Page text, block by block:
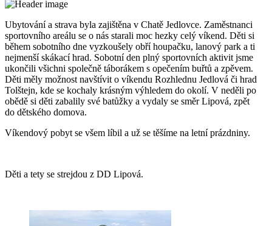
Ubytování a strava byla zajištěna v Chatě Jedlovce. Zaměstnanci
sportovního areálu se o nás starali moc hezky celý víkend. Děti si
během sobotního dne vyzkoušely obří houpačku, lanový park a ti
nejmenší skákací hrad. Sobotní den plný sportovních aktivit jsme
ukončili všichni společně táborákem s opečením buřtů a zpěvem.
Děti měly možnost navštívit o víkendu Rozhlednu Jedlová či hrad
Tolštejn, kde se kochaly krásným výhledem do okolí. V neděli po
obědě si děti zabalily své batůžky a vydaly se směr Lipová, zpět
do dětského domova.
Víkendový pobyt se všem líbil a už se těšíme na letní prázdniny.
Děti a tety se strejdou z DD Lipová.